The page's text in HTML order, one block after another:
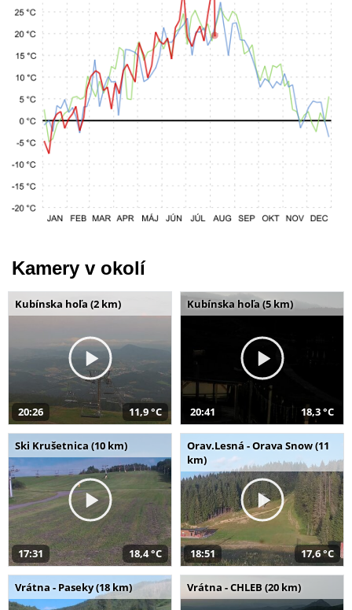
Kamery v okolí
Kubínska hoľa (2 km)
20:26 11,9 °C
Kubínska hoľa (5 km)
20:41 18,3 °C
Ski Krušetnica (10 km)
17:31 18,4 °C
Orav.Lesná - Orava Snow (11
km)
18:51 17,6 °C
Vrátna - Paseky (18 km) Vrátna - CHLEB (20 km)